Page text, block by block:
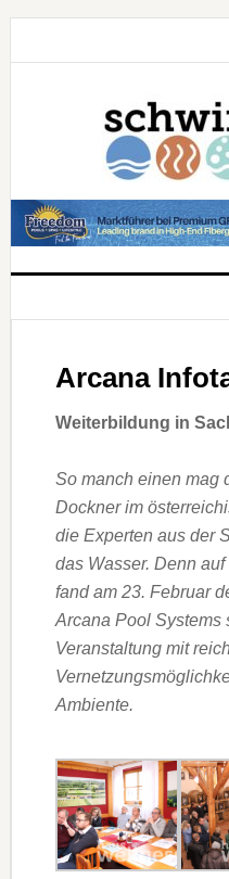
Arcana
Weiterbildung in
So manch einen mag
Dockner im
die Experten aus der
das Wasser. Denn
fand am 23. Februar
Arcana Pool Systems
Veranstaltung mit
Ambiente.